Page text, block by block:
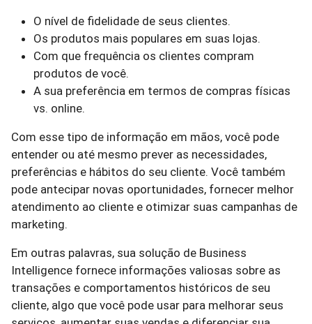
O nível de fidelidade de seus clientes.
Os produtos mais populares em suas lojas.
Com que frequência os clientes compram
produtos de você.
A sua preferência em termos de compras físicas
vs. online.
Com esse tipo de informação em mãos, você pode
entender ou até mesmo prever as necessidades,
preferências e hábitos do seu cliente. Você também
pode antecipar novas oportunidades, fornecer melhor
atendimento ao cliente e otimizar suas campanhas de
marketing.
Em outras palavras, sua solução de Business
Intelligence fornece informações valiosas sobre as
transações e comportamentos históricos de seu
cliente, algo que você pode usar para melhorar seus